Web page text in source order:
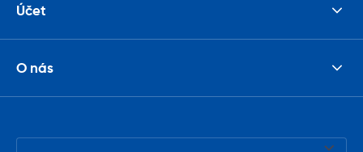
Účet
O nás